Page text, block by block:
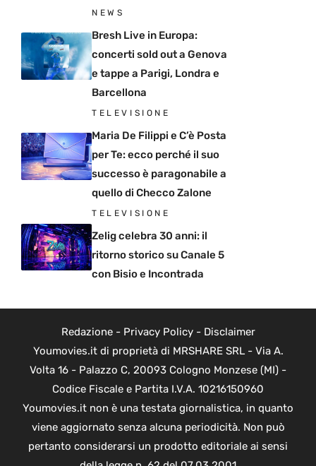
NEWS
Bresh Live in Europa:
concerti sold out a Genova
e tappe a Parigi, Londra e
Barcellona
TELEVISIONE
Maria De Filippi e C’è Posta
per Te: ecco perché il suo
successo è paragonabile a
quello di Checco Zalone
TELEVISIONE
Zelig celebra 30 anni: il
ritorno storico su Canale 5
con Bisio e Incontrada
Redazione- Privacy Policy- Disclaimer
Youmovies.it di proprietà di MRSHARE SRL - Via A.
Volta 16 - Palazzo C, 20093 Cologno Monzese (MI) -
Codice Fiscale e Partita I.V.A. 10216150960
Youmovies.it non è una testata giornalistica, in quanto
viene aggiornato senza alcuna periodicità. Non può
pertanto considerarsi un prodotto editoriale ai sensi